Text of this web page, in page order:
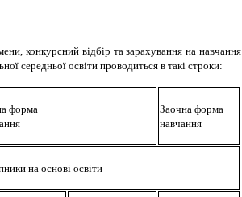
конкурсний відбір та зарахування на навчання
середньої освіти проводиться в такі строки:
форма
Заочна форма
навчання
на основі освіти